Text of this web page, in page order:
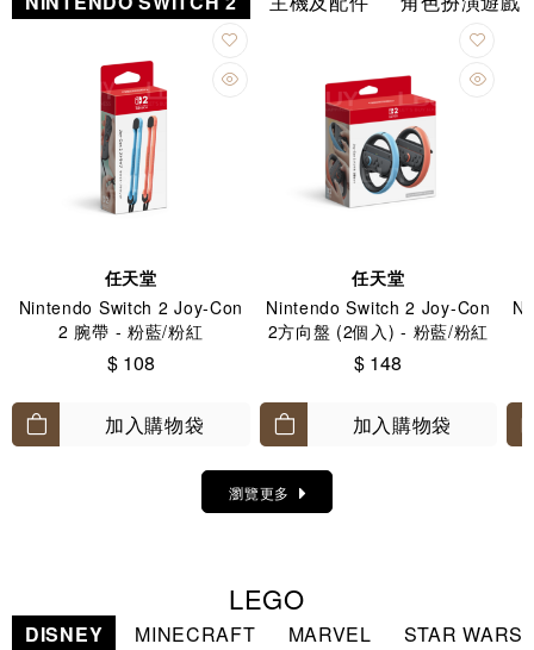
任天堂
Nintendo Switch 2 Joy-Con
2 腕帶 - 粉藍/粉紅
$ 108
加入購物袋
任天堂
Nintendo Switch 2 Joy-Con
2方向盤 (2個入) - 粉藍/粉紅
$ 148
加入購物袋
瀏覽更多
LEGO
DISNEY MINECRAFT MARVEL STAR WARS